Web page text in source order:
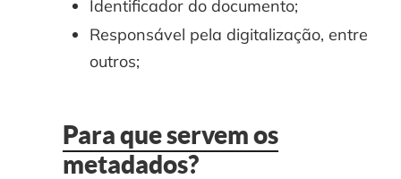
Identificador do documento;
Responsável pela digitalização, entre
outros;
Para que servem os
metadados?